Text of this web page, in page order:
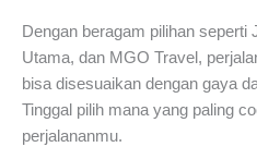
Dengan beragam pilihan seperti
Utama, dan MGO Travel,
bisa disesuaikan dengan gaya
Tinggal pilih mana yang paling
perjalananmu.